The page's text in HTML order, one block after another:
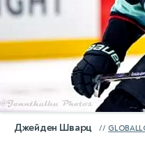
Джейден Шварц